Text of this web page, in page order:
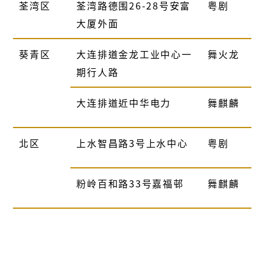
荃湾区 荃湾路德围26-28号安富
大厦外面
粤剧
葵青区
大连排道金龙工业中心一
期行人路
舞火龙
大连排道近中华电力 舞麒麟
北区 上水智昌路3号上水中心 粤剧
粉岭百和路33号嘉福邨 舞麒麟